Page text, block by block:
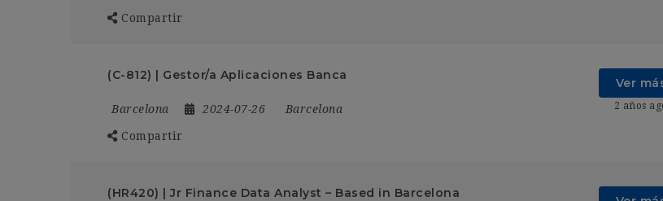
Compartir
(C-812) | Gestor/a Aplicaciones Banca
Barcelona 2024-07-26 Barcelona
Compartir
Ver
2 años
(HR420) | Jr Finance Data Analyst – Based in Barcelona